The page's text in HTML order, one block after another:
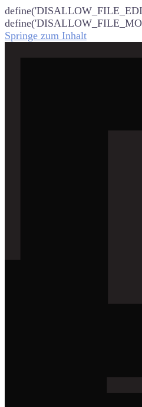
Springe zum Inhalt